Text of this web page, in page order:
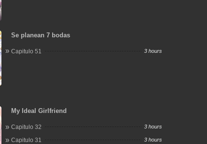
Se planean 7 bodas
Capitulo 51 3 hours
My Ideal Girlfriend
Capitulo 32 3 hours
Capitulo 31 3 hours